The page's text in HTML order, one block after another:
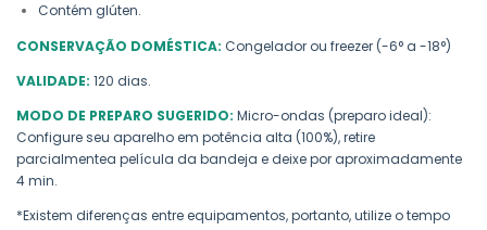
Contém glúten.
CONSERVAÇÃO DOMÉSTICA: Congelador ou freezer (-6° a -18°)
VALIDADE: 120 dias.
MODO DE PREPARO SUGERIDO: Micro-ondas (preparo ideal):
Configure seu aparelho em potência alta (100%), retire
parcialmentea película da bandeja e deixe por aproximadamente
4 min.
*Existem diferenças entre equipamentos, portanto, utilize o tempo